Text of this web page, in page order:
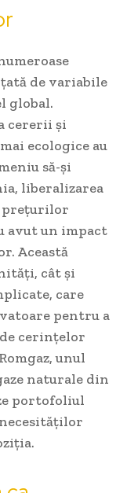
de variabile
global.
cererii și
ecologice au
să-și
liberalizarea
prețurilor
avut un impact
Această
cât și
care
pentru a
cerințelor
unul
naturale din
portofoliul